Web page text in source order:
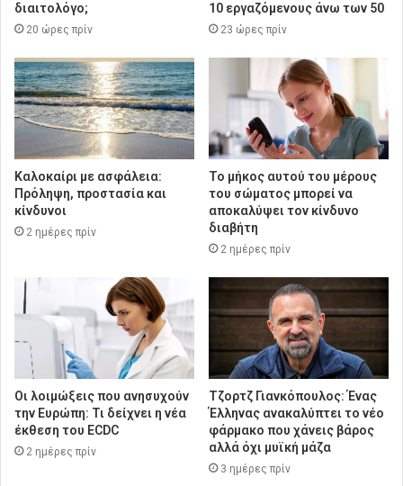
διαιτολόγο;
20 ώρες πρίν
10 εργαζόμενους άνω των 50
23 ώρες πρίν
Καλοκαίρι με ασφάλεια:
Πρόληψη, προστασία και
κίνδυνοι
2 ημέρες πρίν
Το μήκος αυτού του μέρους
του σώματος μπορεί να
αποκαλύψει τον κίνδυνο
διαβήτη
2 ημέρες πρίν
Οι λοιμώξεις που ανησυχούν
την Ευρώπη: Τι δείχνει η νέα
έκθεση του ECDC
2 ημέρες πρίν
Τζορτζ Γιανκόπουλος: Ένας
Έλληνας ανακαλύπτει το νέο
φάρμακο που χάνεις βάρος
αλλά όχι μυϊκή μάζα
3 ημέρες πρίν